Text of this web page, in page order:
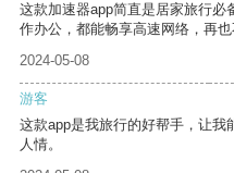
这款加速器app简直是居家旅行
作办公，都能畅享高速网络，再也
2024-05-08
游客
这款app是我旅行的好帮手，让
人情。